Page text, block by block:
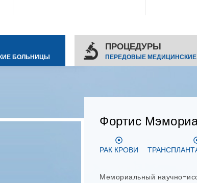
БОЛЬНИЦЫ
ПРОЦЕДУРЫ
ПЕРЕДОВЫЕ
Дэнтарис
ДИЗАЙН УЛЫБКИ
Dentaris — ведущая